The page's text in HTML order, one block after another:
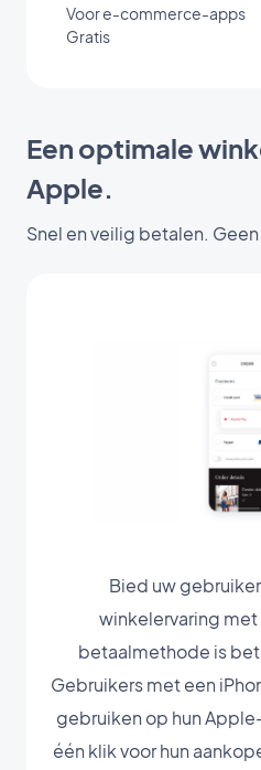
Voor e-commerce-apps
Gratis
Een optimale
Apple.
Snel en veilig betalen.
Bied uw
winkelervaring met
betaalmethode is
Gebruikers met een
gebruiken op hun
één klik voor hun